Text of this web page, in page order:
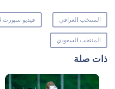
المنتخب العراقي فيديو سبورت 24
المنتخب السعودي
ذات صلة